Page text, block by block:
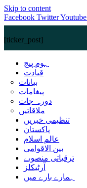
Skip to content
Facebook TwitterYoutube
[ticker_post]
ہوم پیج
قیادت
بیانات
پیغامات
دورہ جات
ملاقاتیں
تنظیمی خبریں
پاکستان
عالم اسلام
بین الاقوامی
ترقیاتی منصوبے
آرٹیکلز
ہمارے بارے میں